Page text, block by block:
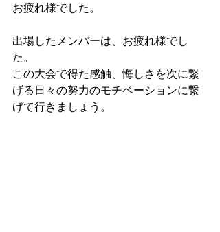
お疲れ様でした。
出場したメンバーは、お疲れ様でし
た。
この大会で得た感触、悔しさを次に繋
げる日々の努力のモチベーションに繋
げて行きましょう。